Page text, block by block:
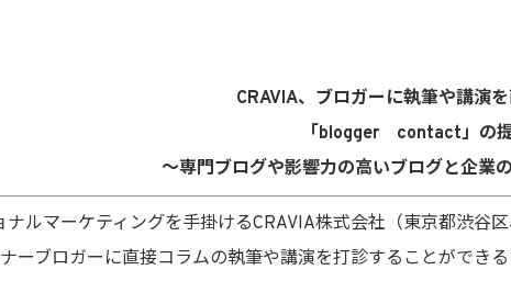
CRAVIA、ブロガーに執筆や講演
「blogger contact」の
～専門ブログや影響力の高いブログと企業
ナルマーケティングを手掛けるCRAVIA株式会社（東京都渋
ーブロガーに直接コラムの執筆や講演を打診することができ